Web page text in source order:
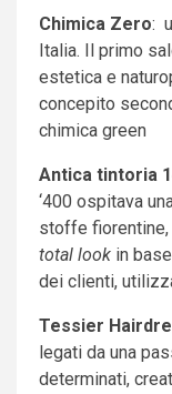
Chimica Zero:
Italia. Il primo
estetica e
concepito
chimica green
Antica tintoria
‘400 ospitava
stoffe fiorentine,
total look in
dei clienti,
Tessier
legati da una
determinati,